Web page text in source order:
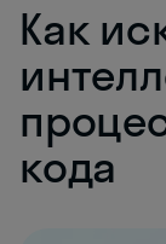
Как
кода